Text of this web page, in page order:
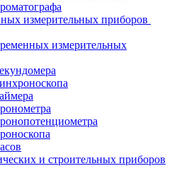
измерительных приборов
измерительных
и строительных приборов